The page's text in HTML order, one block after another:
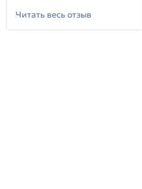
Читать весь отзыв